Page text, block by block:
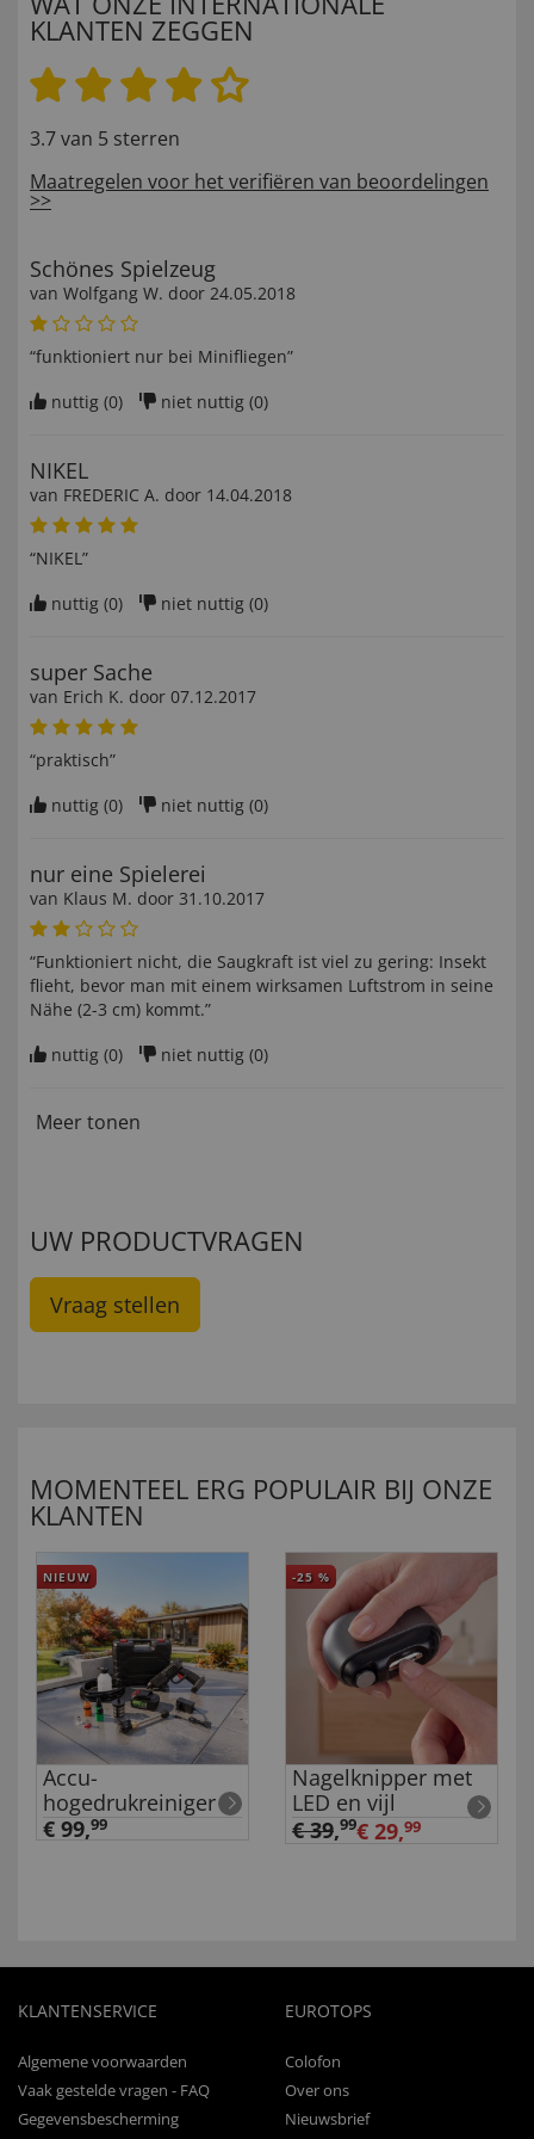
KLANTEN ZEGGEN
3.7 van 5 sterren
Maatregelen voor het verifiëren van beoordelingen
>>
Schönes Spielzeug
van Wolfgang W. door 24.05.2018
“funktioniert nur bei Minifliegen”
nuttig (0) niet nuttig (0)
NIKEL
van FREDERIC A. door 14.04.2018
“NIKEL”
nuttig (0) niet nuttig (0)
super Sache
van Erich K. door 07.12.2017
“praktisch”
nuttig (0) niet nuttig (0)
nur eine Spielerei
van Klaus M. door 31.10.2017
“Funktioniert nicht, die Saugkraft ist viel zu gering: Insekt
flieht, bevor man mit einem wirksamen Luftstrom in seine
Nähe (2-3 cm) kommt.”
nuttig (0) niet nuttig (0)
Meer tonen
UW PRODUCTVRAGEN
Vraag stellen
MOMENTEEL ERG POPULAIR BIJ ONZE
KLANTEN
NIEUW
Accu-
hogedrukreiniger
€ 99,99
-25 %
Nagelknipper met
LED en vijl
€ 39,99€ 29,99
KLANTENSERVICE
Algemene voorwaarden
Vaak gestelde vragen - FAQ
Gegevensbescherming
EUROTOPS
Colofon
Over ons
Nieuwsbrief